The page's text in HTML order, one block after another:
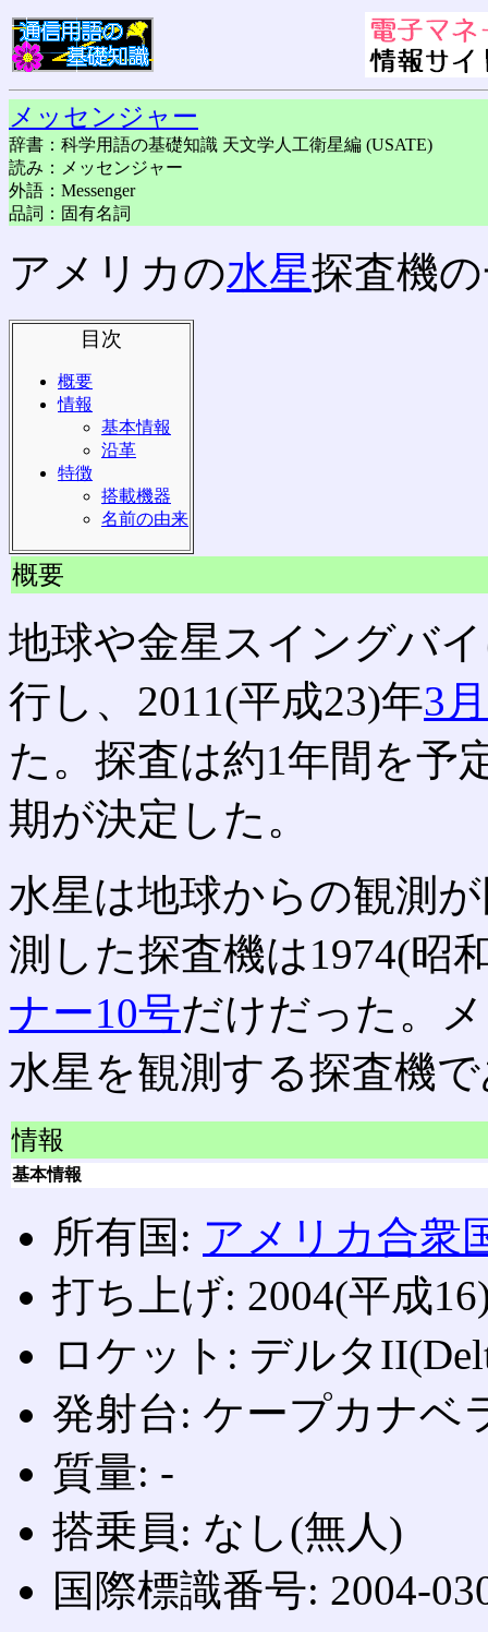
メッセンジャー
辞書：科学用語の基礎知識 天文学人工衛星編 (USATE)
読み：メッセンジャー
外語：Messenger
品詞：固有名詞
アメリカの水星探査機
目次
概要
情報
基本情報
沿革
特徴
搭載機器
名前の由来
概要
地球や金星スイングバ
行し、2011(平成23)年3
た。探査は約1年間を予
期が決定した。
水星は地球からの観測
測した探査機は1974(昭
ナー10号だけだった。
水星を観測する探査機
情報
基本情報
所有国: アメリカ合衆
打ち上げ: 2004(平成
ロケット: デルタ
発射台: ケープカナベ
質量: ‐
搭乗員: なし(無人)
国際標識番号: 2004-